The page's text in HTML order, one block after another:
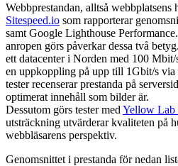
Webbprestandan, alltså webbplatsens
Sitespeed.io som rapporterar
samt Google Lighthouse
anropen görs påverkar dessa två
ett datacenter i Norden med 100
en uppkoppling på upp till 1Gbit/s via
tester recenserar prestanda på
optimerat innehåll som bilder är.
Dessutom görs tester med Yellow Lab
utsträckning utvärderar kvaliteten på
webbläsarens perspektiv.
Genomsnittet i prestanda för nedan